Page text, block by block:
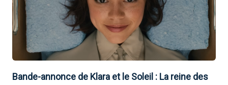
Bande-annonce de Klara et le Soleil : La reine des